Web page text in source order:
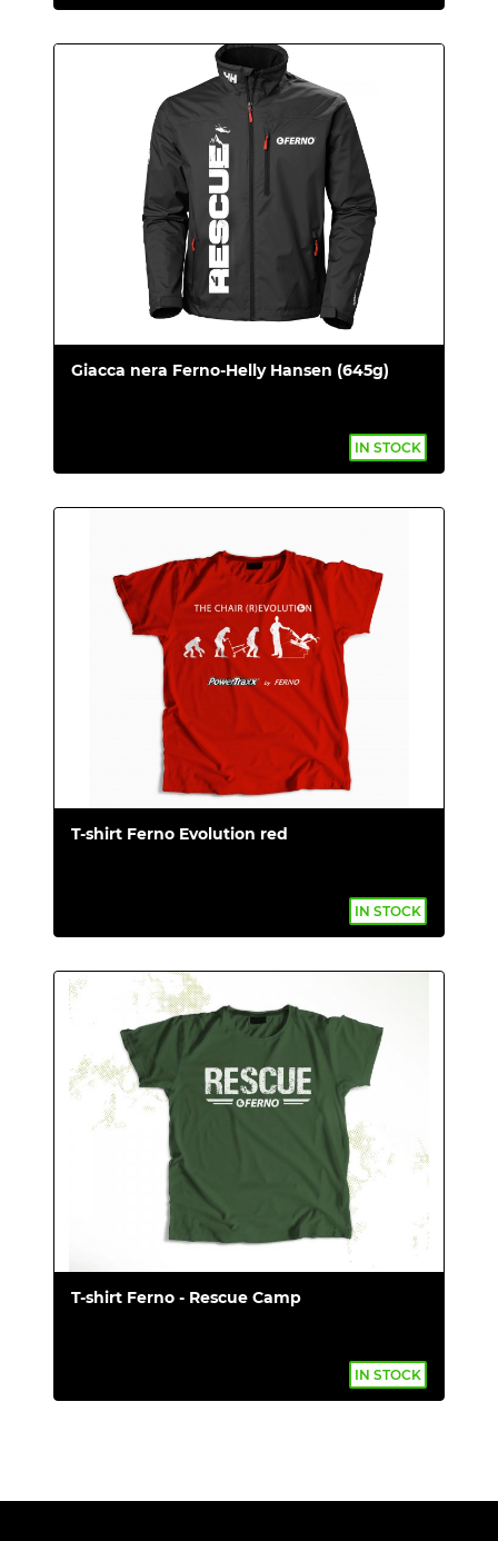
Giacca nera Ferno-Helly Hansen (645g)
IN STOCK
T-shirt Ferno Evolution red
IN STOCK
T-shirt Ferno - Rescue Camp
IN STOCK